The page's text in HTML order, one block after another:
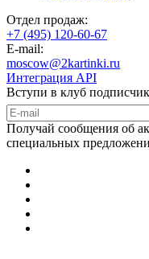
Отдел продаж:
+7 (495) 120-60-67
E-mail:
moscow@2kartinki.ru
Интеграция API
Вступи в клуб
Получай сообщения об
специальных